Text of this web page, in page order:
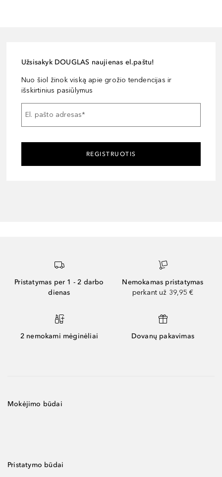
Užsisakyk DOUGLAS naujienas el.paštu!
Nuo šiol žinok viską apie grožio tendencijas ir
išskirtinius pasiūlymus
El. pašto adresas*
REGISTRUOTIS
Pristatymas per 1 - 2 darbo
dienas
Nemokamas pristatymas
perkant už 39,95 €
2 nemokami mėginėliai Dovanų pakavimas
Mokėjimo būdai
Pristatymo būdai